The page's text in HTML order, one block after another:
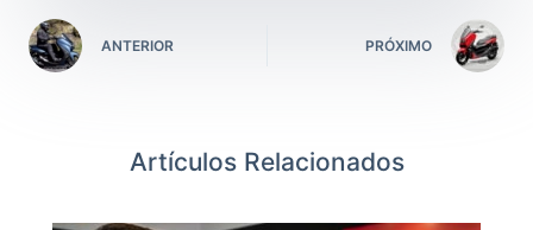
ANTERIOR PRÓXIMO
Artículos Relacionados